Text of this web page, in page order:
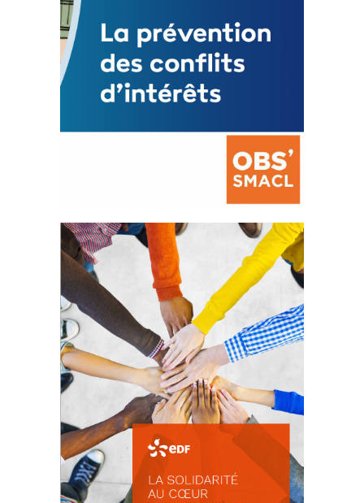
La prévention des conflits
d’intérêts
18 septembre 2023
FEUILLETER